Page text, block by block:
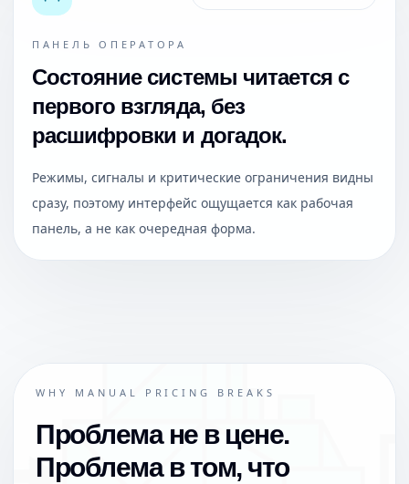
ПАНЕЛЬ ОПЕРАТОРА
Состояние системы читается с
первого взгляда, без
расшифровки и догадок.
Режимы, сигналы и критические ограничения видны
сразу, поэтому интерфейс ощущается как рабочая
панель, а не как очередная форма.
WHY MANUAL PRICING BREAKS
Проблема не в цене.
Проблема в том, что